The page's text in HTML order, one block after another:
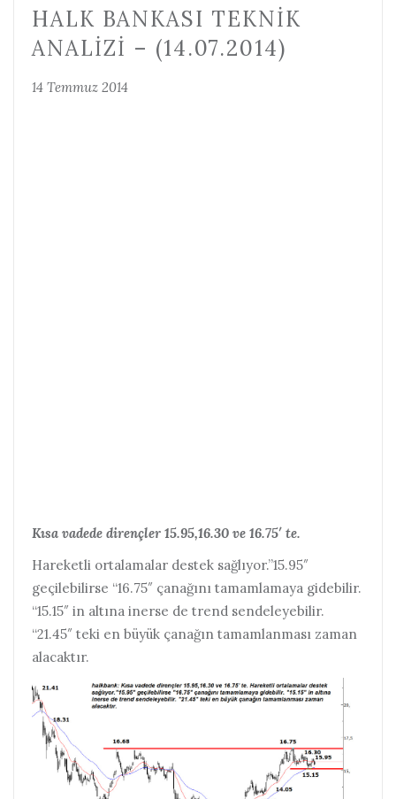
HALK BANKASI TEKNIK
ANALIZI – (14.07.2014)
14 Temmuz 2014
Kısa vadede dirençler 15.95,16.30 ve 16.75′ te.
Hareketli ortalamalar destek sağlıyor.”15.95″
geçilebilirse “16.75″ çanağını tamamlamaya gidebilir.
“15.15″ in altına inerse de trend sendeleyebilir.
“21.45″ teki en büyük çanağın tamamlanması zaman
alacaktır.